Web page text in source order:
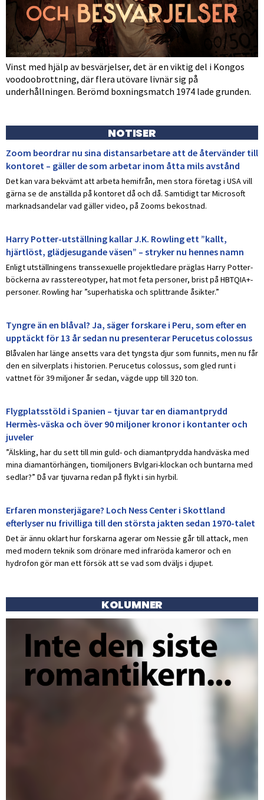
Vinst med hjälp av besvärjelser, det är en viktig del i Kongos
voodoobrottning, där flera utövare livnär sig på
underhållningen. Berömd boxningsmatch 1974 lade grunden.
NOTISER
Zoom beordrar nu sina distansarbetare att de återvänder till
kontoret – gäller de som arbetar inom åtta mils avstånd
Det kan vara bekvämt att arbeta hemifrån, men stora företag i USA vill
gärna se de anställda på kontoret då och då. Samtidigt tar Microsoft
marknadsandelar vad gäller video, på Zooms bekostnad.
Harry Potter-utställning kallar J.K. Rowling ett ”kallt,
hjärtlöst, glädjesugande väsen” – stryker nu hennes namn
Enligt utställningens transsexuelle projektledare präglas Harry Potter-
böckerna av rasstereotyper, hat mot feta personer, brist på HBTQIA+-
personer. Rowling har ”superhatiska och splittrande åsikter.”
Tyngre än en blåval? Ja, säger forskare i Peru, som efter en
upptäckt för 13 år sedan nu presenterar Perucetus colossus
Blåvalen har länge ansetts vara det tyngsta djur som funnits, men nu får
den en silverplats i historien. Perucetus colossus, som gled runt i
vattnet för 39 miljoner år sedan, vägde upp till 320 ton.
Flygplatsstöld i Spanien – tjuvar tar en diamantprydd
Hermès-väska och över 90 miljoner kronor i kontanter och
juveler
”Älskling, har du sett till min guld- och diamantprydda handväska med
mina diamantörhängen, tiomiljoners Bvlgari-klockan och buntarna med
sedlar?” Då var tjuvarna redan på flykt i sin hyrbil.
Erfaren monsterjägare? Loch Ness Center i Skottland
efterlyser nu frivilliga till den största jakten sedan 1970-talet
Det är ännu oklart hur forskarna agerar om Nessie går till attack, men
med modern teknik som drönare med infraröda kameror och en
hydrofon gör man ett försök att se vad som dväljs i djupet.
KOLUMNER